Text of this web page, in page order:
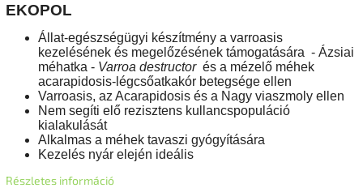
EKOPOL
Állat-egészségügyi készítmény a varroasis
kezelésének és megelőzésének támogatására - Ázsiai
méhatka - Varroa destructor és a mézelő méhek
acarapidosis-légcsőatkakór betegsége ellen
Varroasis, az Acarapidosis és a Nagy viaszmoly ellen
Nem segíti elő rezisztens kullancspopuláció
kialakulását
Alkalmas a méhek tavaszi gyógyítására
Kezelés nyár elején ideális
Részletes információ